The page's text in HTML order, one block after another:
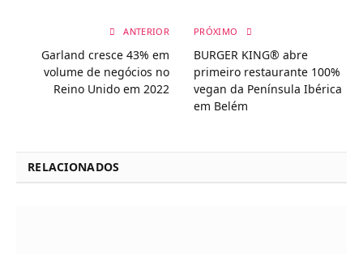
ANTERIOR
Garland cresce 43% em
volume de negócios no
Reino Unido em 2022
PRÓXIMO
BURGER KING® abre
primeiro restaurante 100%
vegan da Península Ibérica
em Belém
RELACIONADOS